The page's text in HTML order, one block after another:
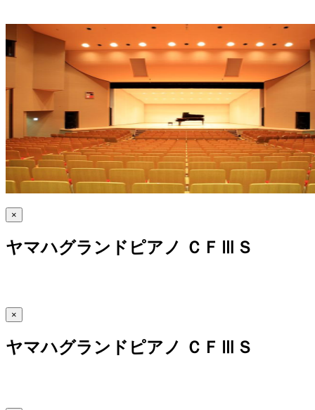
×
ヤマハグランドピアノ ＣＦⅢＳ
×
ヤマハグランドピアノ ＣＦⅢＳ